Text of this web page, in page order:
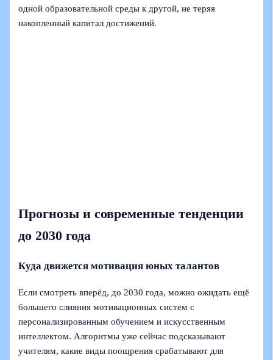
одной образовательной среды к другой, не теряя
накопленный капитал достижений.
Прогнозы и современные тенденции
до 2030 года
Куда движется мотивация юных талантов
Если смотреть вперёд, до 2030 года, можно ожидать ещё
большего слияния мотивационных систем с
персонализированным обучением и искусственным
интеллектом. Алгоритмы уже сейчас подсказывают
учителям, какие виды поощрения срабатывают для